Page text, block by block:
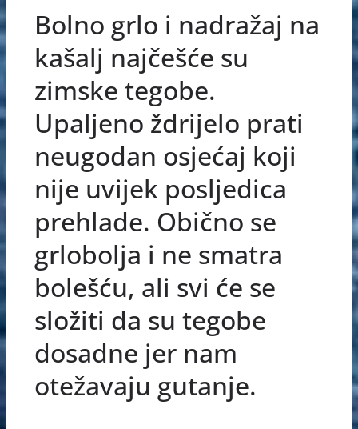
e
b
o
o
k
e
n
g
er
s
A
p
p
Bolno grlo i nadražaj na
kašalj najčešće su
zimske tegobe.
Upaljeno ždrijelo prati
neugodan osjećaj koji
nije uvijek posljedica
prehlade. Obično se
grlobolja i ne smatra
bolešću, ali svi će se
složiti da su tegobe
dosadne jer nam
otežavaju gutanje.